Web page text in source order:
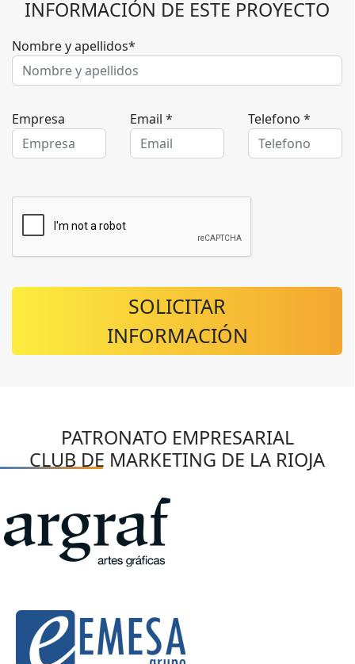
INFORMACIÓN DE ESTE PROYECTO
Nombre y apellidos*
Empresa Email * Telefono *
SOLICITAR
INFORMACIÓN
PATRONATO EMPRESARIAL
CLUB DE MARKETING DE LA RIOJA